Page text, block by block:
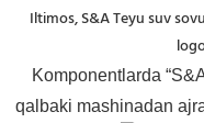
Iltimos, S&A Teyu suv
Komponentlarda
qalbaki mashinadan